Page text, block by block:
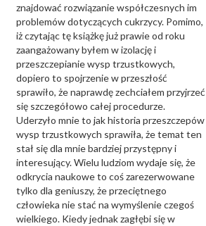
znajdować rozwiązanie współczesnych im
problemów dotyczących cukrzycy. Pomimo,
iż czytając tę książkę już prawie od roku
zaangażowany byłem w izolację i
przeszczepianie wysp trzustkowych,
dopiero to spojrzenie w przeszłość
sprawiło, że naprawdę zechciałem przyjrzeć
się szczegółowo całej procedurze.
Uderzyło mnie to jak historia przeszczepów
wysp trzustkowych sprawiła, że temat ten
stał się dla mnie bardziej przystępny i
interesujący. Wielu ludziom wydaje się, że
odkrycia naukowe to coś zarezerwowane
tylko dla geniuszy, że przeciętnego
człowieka nie stać na wymyślenie czegoś
wielkiego. Kiedy jednak zagłębi się w